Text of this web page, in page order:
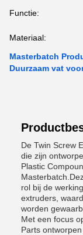
Functie:
Materiaal:
Masterbatch
Duurzaam vat
De Twin Screw
die zijn
Plastic
rol bij de
extruders,
worden
Met een focus
Parts